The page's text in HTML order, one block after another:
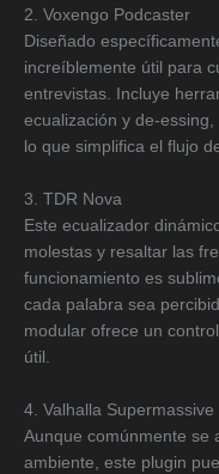
2. Voxengo Podcaster
Diseñado
increíblemente útil para
entrevistas. Incluye
ecualización y de-
lo que simplifica el flujo
3. TDR Nova
Este ecualizador
molestas y resaltar las
funcionamiento es
cada palabra sea
modular ofrece un
útil.
4. Valhalla Supermassive
Aunque comúnmente se
ambiente, este plugin